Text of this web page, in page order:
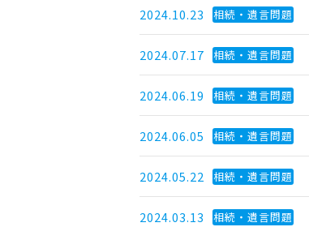
2024.10.23 相続・遺言問題
2024.07.17 相続・遺言問題
2024.06.19 相続・遺言問題
2024.06.05 相続・遺言問題
2024.05.22 相続・遺言問題
2024.03.13 相続・遺言問題